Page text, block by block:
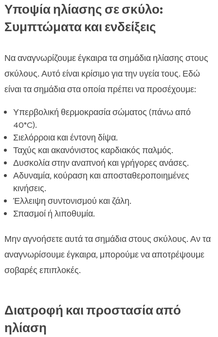
Υποψία ηλίασης σε σκύλο:
Συμπτώματα και ενδείξεις
Να αναγνωρίζουμε έγκαιρα τα σημάδια ηλίασης στους
σκύλους. Αυτό είναι κρίσιμο για την υγεία τους. Εδώ
είναι τα σημάδια στα οποία πρέπει να προσέχουμε:
Υπερβολική θερμοκρασία σώματος (πάνω από
40°C).
Σιελόρροια και έντονη δίψα.
Ταχύς και ακανόνιστος καρδιακός παλμός.
Δυσκολία στην αναπνοή και γρήγορες ανάσες.
Αδυναμία, κούραση και αποσταθεροποιημένες
κινήσεις.
Έλλειψη συντονισμού και ζάλη.
Σπασμοί ή λιποθυμία.
Μην αγνοήσετε αυτά τα σημάδια στους σκύλους. Αν τα
αναγνωρίσουμε έγκαιρα, μπορούμε να αποτρέψουμε
σοβαρές επιπλοκές.
Διατροφή και προστασία από
ηλίαση